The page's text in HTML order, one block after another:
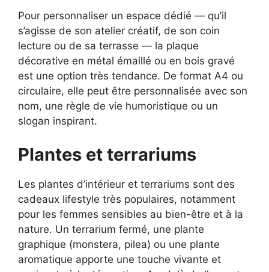
Pour personnaliser un espace dédié — qu’il
s’agisse de son atelier créatif, de son coin
lecture ou de sa terrasse — la plaque
décorative en métal émaillé ou en bois gravé
est une option très tendance. De format A4 ou
circulaire, elle peut être personnalisée avec son
nom, une règle de vie humoristique ou un
slogan inspirant.
Plantes et terrariums
Les plantes d’intérieur et terrariums sont des
cadeaux lifestyle très populaires, notamment
pour les femmes sensibles au bien-être et à la
nature. Un terrarium fermé, une plante
graphique (monstera, pilea) ou une plante
aromatique apporte une touche vivante et